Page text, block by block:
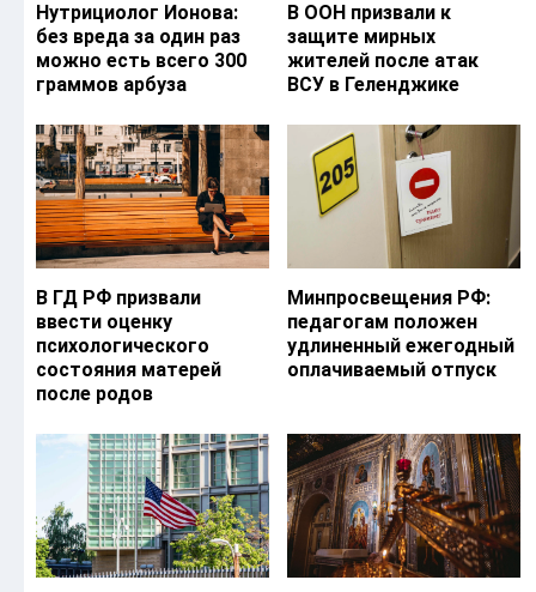
Нутрициолог Ионова:
без вреда за один раз
можно есть всего 300
граммов арбуза
В ООН призвали к
защите мирных
жителей после атак
ВСУ в Геленджике
В ГД РФ призвали
ввести оценку
психологического
состояния матерей
после родов
Минпросвещения РФ:
педагогам положен
удлиненный ежегодный
оплачиваемый отпуск